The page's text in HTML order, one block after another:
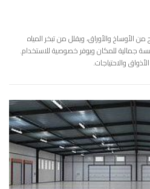
الأوساخ والأوراق، ويقلل من تبخر المياه
جمالية للمكان ويوفر خصوصية للاستخدام.
والاحتياجات.